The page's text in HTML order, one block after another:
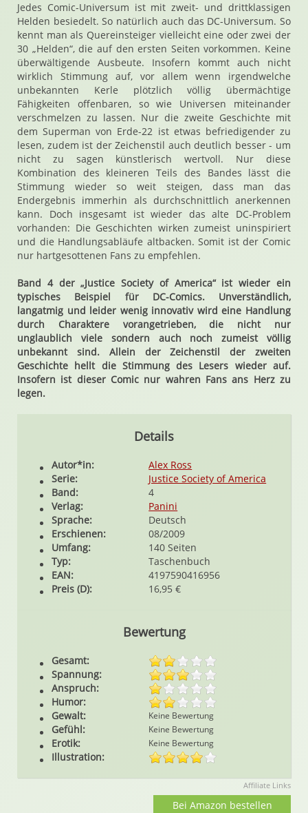
Jedes Comic-Universum ist mit zweit- und drittklassigen
Helden besiedelt. So natürlich auch das DC-Universum. So
kennt man als Quereinsteiger vielleicht eine oder zwei der
30 „Helden“, die auf den ersten Seiten vorkommen. Keine
überwältigende Ausbeute. Insofern kommt auch nicht
wirklich Stimmung auf, vor allem wenn irgendwelche
unbekannten Kerle plötzlich völlig übermächtige
Fähigkeiten offenbaren, so wie Universen miteinander
verschmelzen zu lassen. Nur die zweite Geschichte mit
dem Superman von Erde-22 ist etwas befriedigender zu
lesen, zudem ist der Zeichenstil auch deutlich besser - um
nicht zu sagen künstlerisch wertvoll. Nur diese
Kombination des kleineren Teils des Bandes lässt die
Stimmung wieder so weit steigen, dass man das
Endergebnis immerhin als durchschnittlich anerkennen
kann. Doch insgesamt ist wieder das alte DC-Problem
vorhanden: Die Geschichten wirken zumeist uninspiriert
und die Handlungsabläufe altbacken. Somit ist der Comic
nur hartgesottenen Fans zu empfehlen.
Band 4 der „Justice Society of America“ ist wieder ein
typisches Beispiel für DC-Comics. Unverständlich,
langatmig und leider wenig innovativ wird eine Handlung
durch Charaktere vorangetrieben, die nicht nur
unglaublich viele sondern auch noch zumeist völlig
unbekannt sind. Allein der Zeichenstil der zweiten
Geschichte hellt die Stimmung des Lesers wieder auf.
Insofern ist dieser Comic nur wahren Fans ans Herz zu
legen.
Details
Autor*in:
Alex Ross
Serie:
Justice Society of America
Band:
4
Verlag:
Panini
Sprache:
Deutsch
Erschienen:
08/2009
Umfang:
140 Seiten
Typ:
Taschenbuch
EAN:
4197590416956
Preis (D):
16,95 €
Bewertung
Gesamt:
Spannung:
Anspruch:
Humor:
Gewalt:
Keine Bewertung
Gefühl: Keine Bewertung
Erotik: Keine Bewertung
Illustration:
Affiliate Links
Bei Amazon bestellen